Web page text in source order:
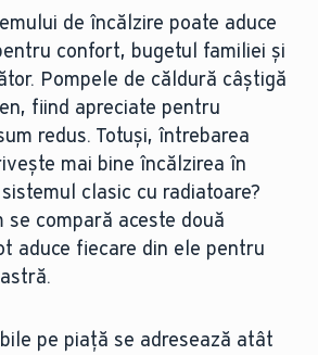
de încălzire poate aduce
confort, bugetul familiei și
Pompele de căldură câștigă
fiind apreciate pentru
redus. Totuși, întrebarea
mai bine încălzirea în
clasic cu radiatoare?
se compară aceste două
aduce fiecare din ele pentru
pe piață se adresează atât